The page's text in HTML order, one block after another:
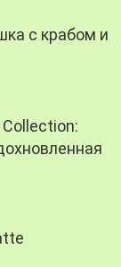
с крабом и